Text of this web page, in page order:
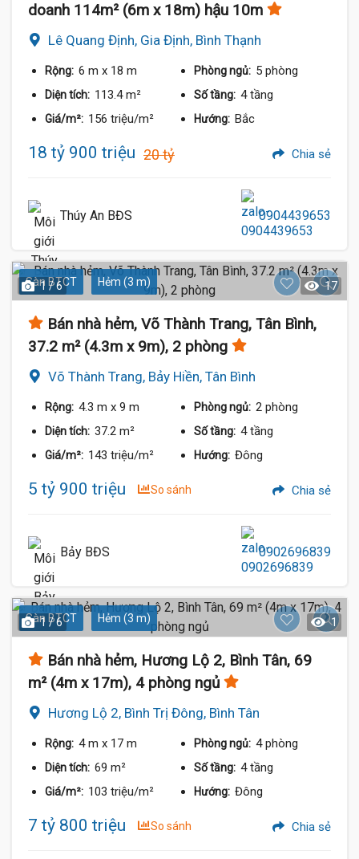
doanh 114m² (6m x 18m) hậu 10m
Lê Quang Định, Gia Định, Bình Thạnh
Rộng: 6 m x 18 m Phòng ngủ: 5 phòng
Diện tích: 113.4 m² Số tầng: 4 tầng
Giá/m²: 156 triệu/m² Hướng: Bắc
18 tỷ 900 triệu 20 tỷ Chia sẻ
Thúy An BĐS 0904439653
Sàn BTCT Hẻm (3 m)
1 / 6 17
Bán nhà hẻm, Võ Thành Trang, Tân Bình,
37.2 m² (4.3m x 9m), 2 phòng
Võ Thành Trang, Bảy Hiền, Tân Bình
Rộng: 4.3 m x 9 m Phòng ngủ: 2 phòng
Diện tích: 37.2 m² Số tầng: 4 tầng
Giá/m²: 143 triệu/m² Hướng: Đông
5 tỷ 900 triệu So sánh Chia sẻ
Bảy BĐS 0902696839
Sàn BTCT Hẻm (3 m)
1 / 6 1
Bán nhà hẻm, Hương Lộ 2, Bình Tân, 69
m² (4m x 17m), 4 phòng ngủ
Hương Lộ 2, Bình Trị Đông, Bình Tân
Rộng: 4 m x 17 m Phòng ngủ: 4 phòng
Diện tích: 69 m² Số tầng: 4 tầng
Giá/m²: 103 triệu/m² Hướng: Đông
7 tỷ 800 triệu So sánh Chia sẻ